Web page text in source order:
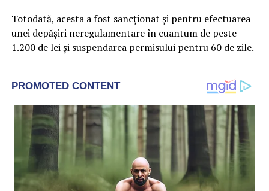
Totodată, acesta a fost sancționat și pentru efectuarea
unei depășiri neregulamentare în cuantum de peste
1.200 de lei și suspendarea permisului pentru 60 de zile.